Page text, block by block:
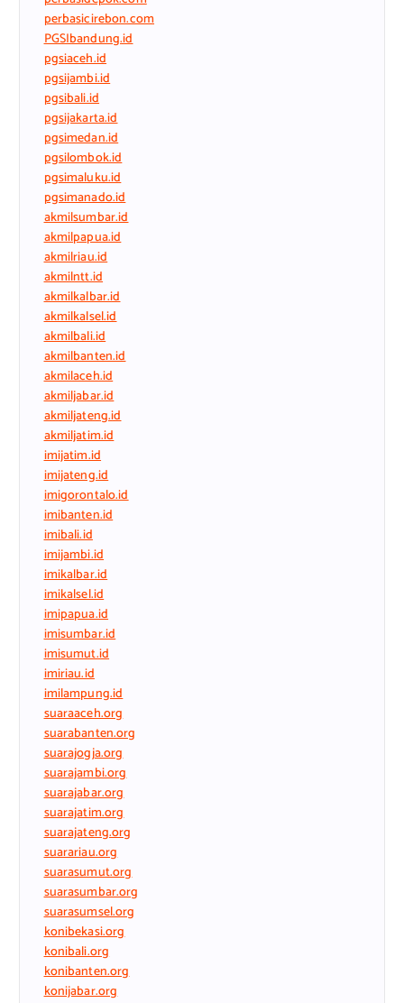
perbasicirebon.com
PGSIbandung.id
pgsiaceh.id
pgsijambi.id
pgsibali.id
pgsijakarta.id
pgsimedan.id
pgsilombok.id
pgsimaluku.id
pgsimanado.id
akmilsumbar.id
akmilpapua.id
akmilriau.id
akmilntt.id
akmilkalbar.id
akmilkalsel.id
akmilbali.id
akmilbanten.id
akmilaceh.id
akmiljabar.id
akmiljateng.id
akmiljatim.id
imijatim.id
imijateng.id
imigorontalo.id
imibanten.id
imibali.id
imijambi.id
imikalbar.id
imikalsel.id
imipapua.id
imisumbar.id
imisumut.id
imiriau.id
imilampung.id
suaraaceh.org
suarabanten.org
suarajogja.org
suarajambi.org
suarajabar.org
suarajatim.org
suarajateng.org
suarariau.org
suarasumut.org
suarasumbar.org
suarasumsel.org
konibekasi.org
konibali.org
konibanten.org
konijabar.org